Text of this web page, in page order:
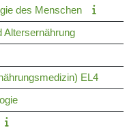
des Menschen
Altersernährung
EL4